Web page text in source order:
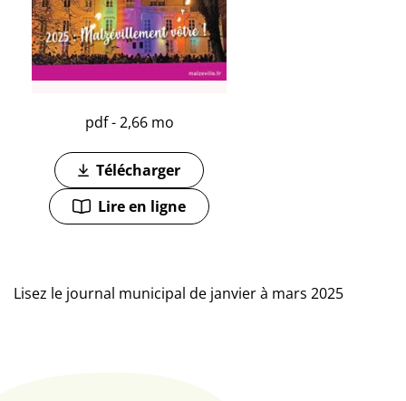
pdf - 2,66 mo
Télécharger
(ouverture dans un nouvel onglet)
Lire en ligne
Lisez le journal municipal de janvier à mars 2025